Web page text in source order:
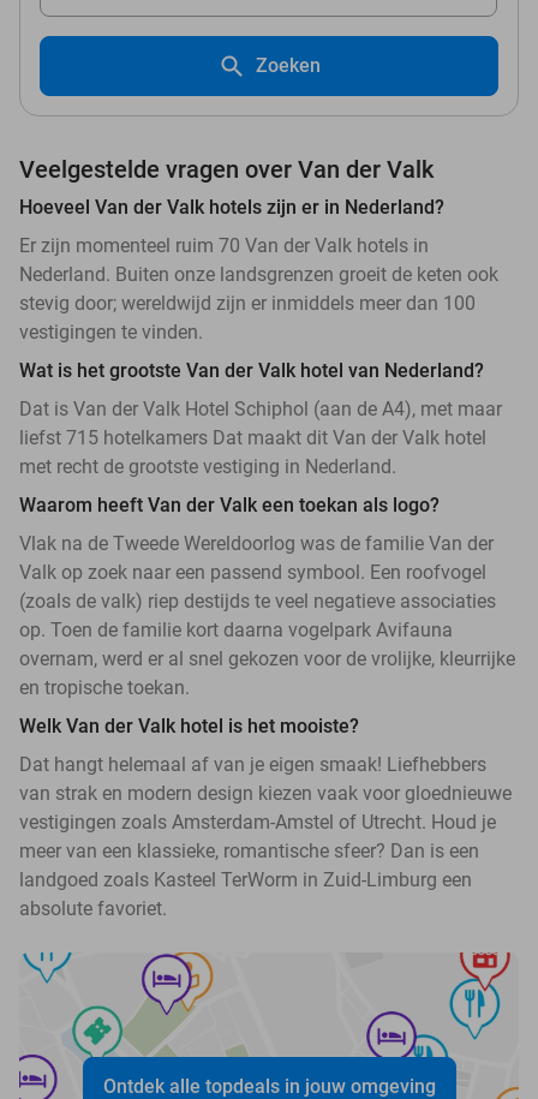
Zoeken
Veelgestelde vragen over Van der Valk
Hoeveel Van der Valk hotels zijn er in Nederland?
Er zijn momenteel ruim 70 Van der Valk hotels in
Nederland. Buiten onze landsgrenzen groeit de keten ook
stevig door; wereldwijd zijn er inmiddels meer dan 100
vestigingen te vinden.
Wat is het grootste Van der Valk hotel van Nederland?
Dat is Van der Valk Hotel Schiphol (aan de A4), met maar
liefst 715 hotelkamers Dat maakt dit Van der Valk hotel
met recht de grootste vestiging in Nederland.
Waarom heeft Van der Valk een toekan als logo?
Vlak na de Tweede Wereldoorlog was de familie Van der
Valk op zoek naar een passend symbool. Een roofvogel
(zoals de valk) riep destijds te veel negatieve associaties
op. Toen de familie kort daarna vogelpark Avifauna
overnam, werd er al snel gekozen voor de vrolijke, kleurrijke
en tropische toekan.
Welk Van der Valk hotel is het mooiste?
Dat hangt helemaal af van je eigen smaak! Liefhebbers
van strak en modern design kiezen vaak voor gloednieuwe
vestigingen zoals Amsterdam-Amstel of Utrecht. Houd je
meer van een klassieke, romantische sfeer? Dan is een
landgoed zoals Kasteel TerWorm in Zuid-Limburg een
absolute favoriet.
Ontdek alle topdeals in jouw omgeving